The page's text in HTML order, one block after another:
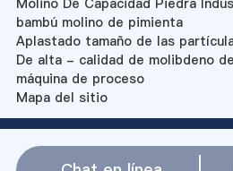
bambú molino de pimienta
Aplastado tamaño de las
De alta - calidad de molibdeno
máquina de proceso
Mapa del sitio